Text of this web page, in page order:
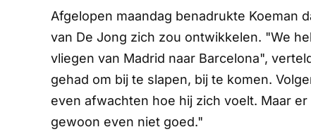
Afgelopen maandag benadrukte Koeman
van De Jong zich zou ontwikkelen. "We
vliegen van Madrid naar Barcelona",
gehad om bij te slapen, bij te komen.
even afwachten hoe hij zich voelt. Maar
gewoon even niet goed."